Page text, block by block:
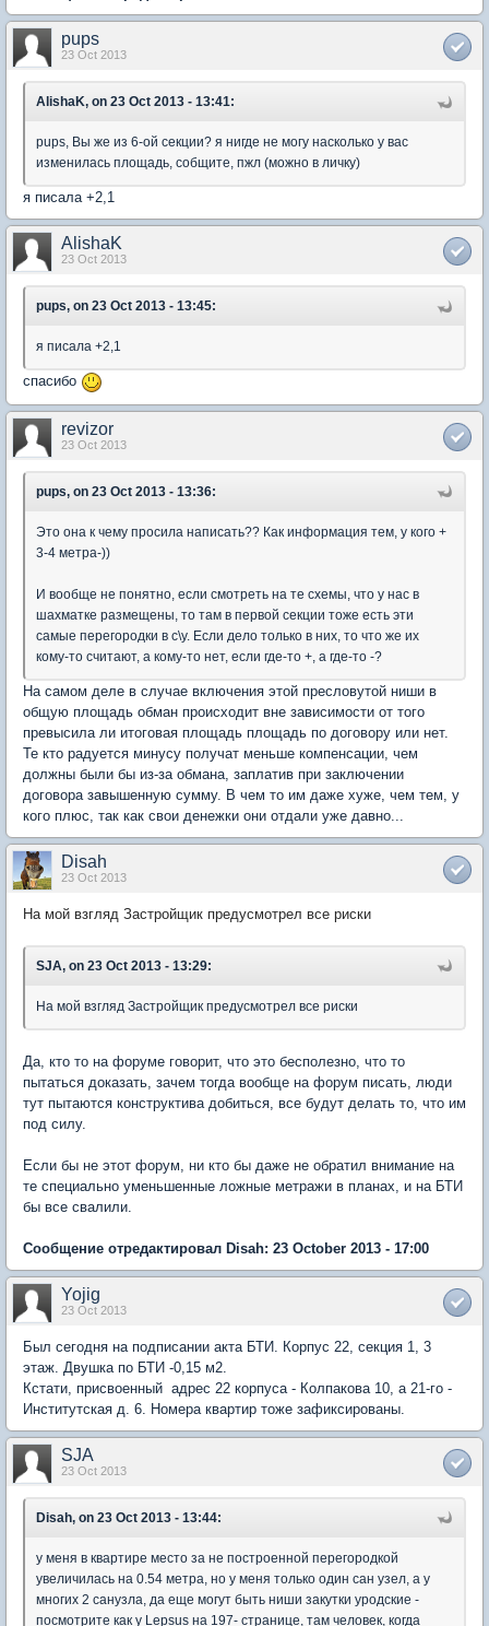
pups
23 Oct 2013
AlishaK, on 23 Oct 2013 - 13:41:
pups, Вы же из 6-ой секции? я нигде не могу насколько у вас
изменилась площадь, собщите, пжл (можно в личку)
я писала +2,1
AlishaK
23 Oct 2013
pups, on 23 Oct 2013 - 13:45:
я писала +2,1
спасибо
revizor
23 Oct 2013
pups, on 23 Oct 2013 - 13:36:
Это она к чему просила написать?? Как информация тем, у кого +
3-4 метра-))
И вообще не понятно, если смотреть на те схемы, что у нас в
шахматке размещены, то там в первой секции тоже есть эти
самые перегородки в с\у. Если дело только в них, то что же их
кому-то считают, а кому-то нет, если где-то +, а где-то -?
На самом деле в случае включения этой пресловутой ниши в
общую площадь обман происходит вне зависимости от того
превысила ли итоговая площадь площадь по договору или нет.
Те кто радуется минусу получат меньше компенсации, чем
должны были бы из-за обмана, заплатив при заключении
договора завышенную сумму. В чем то им даже хуже, чем тем, у
кого плюс, так как свои денежки они отдали уже давно...
Disah
23 Oct 2013
На мой взгляд Застройщик предусмотрел все риски
SJA, on 23 Oct 2013 - 13:29:
На мой взгляд Застройщик предусмотрел все риски
Да, кто то на форуме говорит, что это бесполезно, что то
пытаться доказать, зачем тогда вообще на форум писать, люди
тут пытаются конструктива добиться, все будут делать то, что им
под силу.
Если бы не этот форум, ни кто бы даже не обратил внимание на
те специально уменьшенные ложные метражи в планах, и на БТИ
бы все свалили.
Сообщение отредактировал Disah: 23 October 2013 - 17:00
Yojig
23 Oct 2013
Был сегодня на подписании акта БТИ. Корпус 22, секция 1, 3
этаж. Двушка по БТИ -0,15 м2.
Кстати, присвоенный адрес 22 корпуса - Колпакова 10, а 21-го -
Институтская д. 6. Номера квартир тоже зафиксированы.
SJA
23 Oct 2013
Disah, on 23 Oct 2013 - 13:44:
у меня в квартире место за не построенной перегородкой
увеличилась на 0.54 метра, но у меня только один сан узел, а у
многих 2 санузла, да еще могут быть ниши закутки уродские -
посмотрите как у Lepsus на 197- странице, там человек, когда